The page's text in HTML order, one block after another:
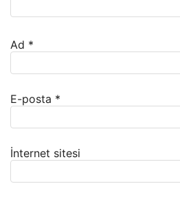
Ad *
E-posta *
İnternet sitesi